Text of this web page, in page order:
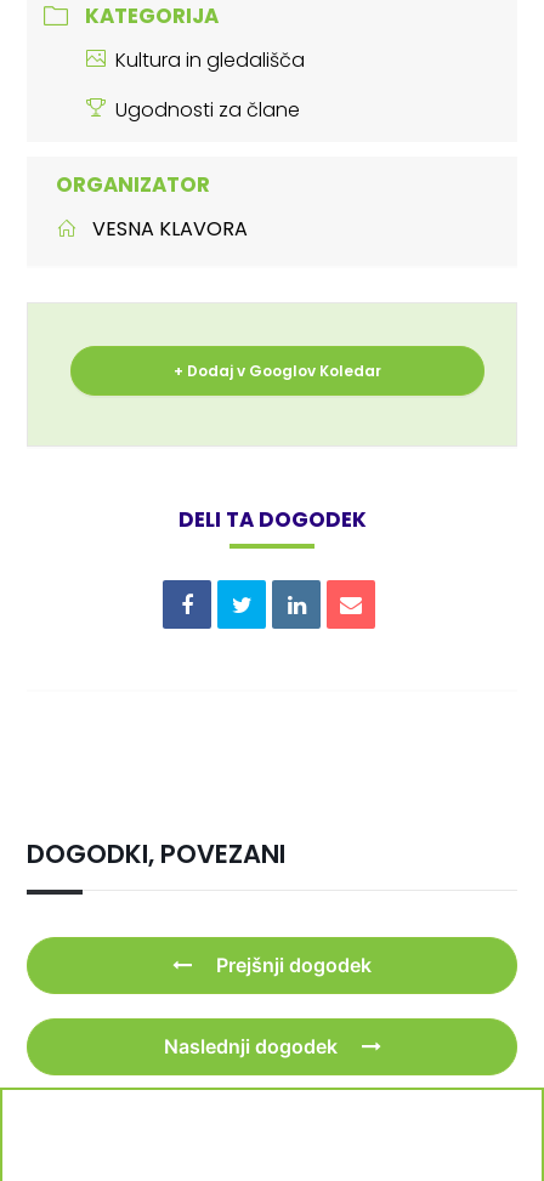
KATEGORIJA
Kultura in gledališča
Ugodnosti za člane
ORGANIZATOR
VESNA KLAVORA
+ Dodaj v Googlov Koledar
DELI TA DOGODEK
DOGODKI, POVEZANI
Prejšnji dogodek
Naslednji dogodek